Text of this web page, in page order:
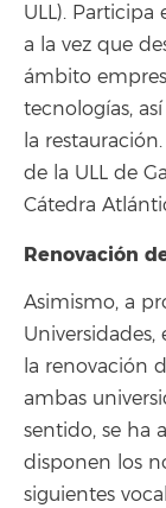
ULL).
a la vez que
ámbito
tecnologías,
la
de la ULL de
Cátedra
Renovación
Asimismo, a
la renovación
ambas
sentido, se ha
disponen los
siguientes